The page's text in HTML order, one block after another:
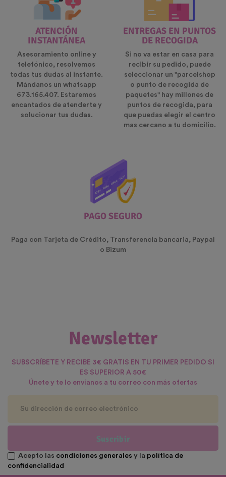
ATENCIÓN
INSTANTÁNEA
Asesoramiento online y
telefónico, resolvemos
todas tus dudas al instante.
Mándanos un whatsapp
673.165.407. Estaremos
encantados de atenderte y
solucionar tus dudas.
ENTREGAS EN PUNTOS
DE RECOGIDA
Si no va estar en casa para
recibir su pedido, puede
seleccionar un "parcelshop
o punto de recogida de
paquetes" hay millones de
puntos de recogida, para
que puedas elegir el centro
mas cercano a tu domicilio.
PAGO SEGURO
Paga con Tarjeta de Crédito, Transferencia bancaria, Paypal
o Bizum
Newsletter
SUBSCRÍBETE Y RECIBE 3€ GRATIS EN TU PRIMER PEDIDO SI
ES SUPERIOR A 50€
Únete y te lo envíanos a tu correo con más ofertas
Suscribir
Acepto las condiciones generales y la política de
confidencialidad